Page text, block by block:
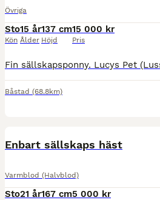
Övriga
Sto
Kön
15 år
Ålder
137 cm
Höjd
15 000 kr
Pris
Båstad (68.8km)
Enbart sällskaps häst
Varmblod (Halvblod)
Sto21 år167 cm5 000 kr